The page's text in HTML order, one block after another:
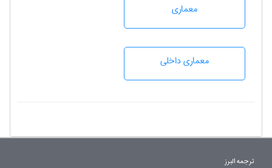
معماری
معماری داخلی
ترجمه البرز